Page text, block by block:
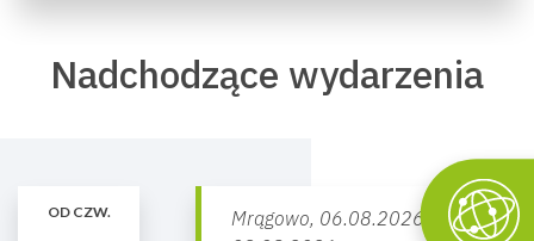
Nadchodzące wydarzenia
OD CZW. Mrągowo, 06.08.2026 -